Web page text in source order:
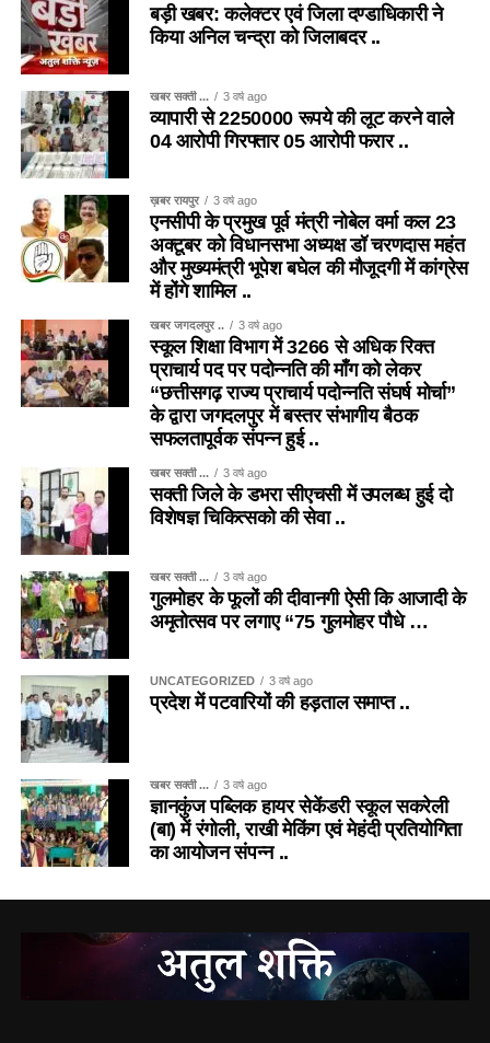
बड़ी खबर: कलेक्टर एवं जिला दण्डाधिकारी ने
किया अनिल चन्द्रा को जिलाबदर ..
खबर सक्ती ... 3 वर्ष ago
व्यापारी से 2250000 रूपये की लूट करने वाले
04 आरोपी गिरफ्तार 05 आरोपी फरार ..
ख़बर रायपुर 3 वर्ष ago
एनसीपी के प्रमुख पूर्व मंत्री नोबेल वर्मा कल 23
अक्टूबर को विधानसभा अध्यक्ष डॉ चरणदास महंत
और मुख्यमंत्री भूपेश बघेल की मौजूदगी में कांग्रेस
में होंगे शामिल ..
खबर जगदलपुर .. 3 वर्ष ago
स्कूल शिक्षा विभाग में 3266 से अधिक रिक्त
प्राचार्य पद पर पदोन्नति की माँग को लेकर
“छत्तीसगढ़ राज्य प्राचार्य पदोन्नति संघर्ष मोर्चा”
के द्वारा जगदलपुर में बस्तर संभागीय बैठक
सफलतापूर्वक संपन्न हुई ..
खबर सक्ती ... 3 वर्ष ago
सक्ती जिले के डभरा सीएचसी में उपलब्ध हुई दो
विशेषज्ञ चिकित्सको की सेवा ..
खबर सक्ती ... 3 वर्ष ago
गुलमोहर के फूलों की दीवानगी ऐसी कि आजादी के
अमृतोत्सव पर लगाए “75 गुलमोहर पौधे …
UNCATEGORIZED 3 वर्ष ago
प्रदेश में पटवारियों की हड़ताल समाप्त ..
खबर सक्ती ... 3 वर्ष ago
ज्ञानकुंज पब्लिक हायर सेकेंडरी स्कूल सकरेली
(बा) में रंगोली, राखी मेकिंग एवं मेहंदी प्रतियोगिता
का आयोजन संपन्न ..